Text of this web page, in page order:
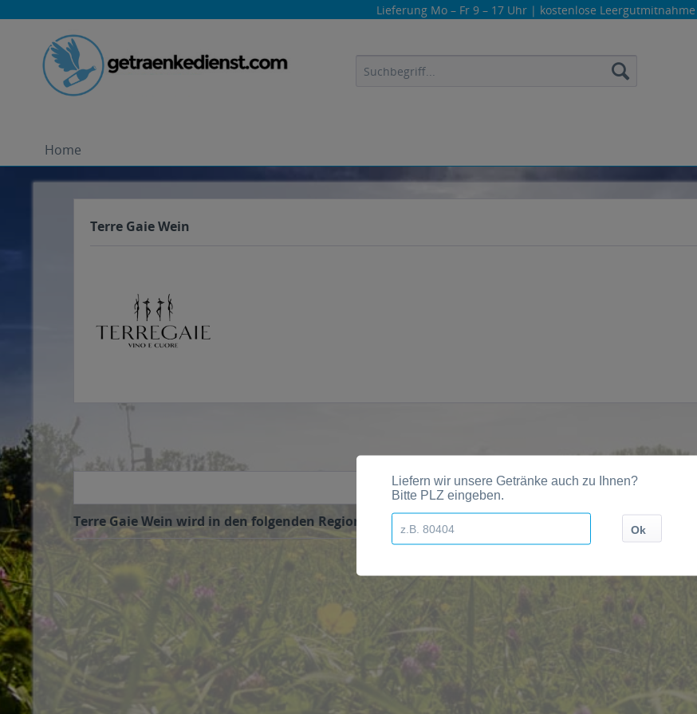
Lieferung Mo – Fr 9 – 17 Uhr | kostenlose Leergutmitnahme
Home
Terre Gaie Wein
Terre Gaie Wein wird in den folgenden Regionen, Städten, Orten und Postleitzahl-Gebieten geliefert